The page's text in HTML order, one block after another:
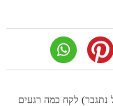
לקח כמה רגעים